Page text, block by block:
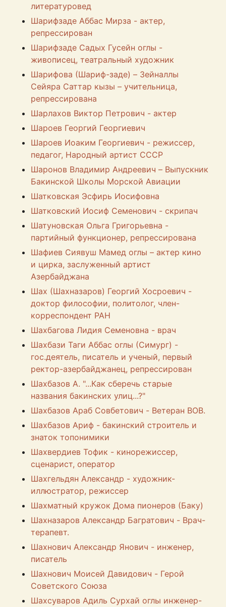
литературовед
Шарифзаде Аббас Мирза - актер,
репрессирован
Шарифзаде Садых Гусейн оглы -
живописец, театральный художник
Шарифова (Шариф-заде) – Зейналлы
Сейяра Саттар кызы – учительница,
репрессирована
Шарлахов Виктор Петрович - актер
Шароев Георгий Георгиевич
Шароев Иоаким Георгиевич - режиссер,
педагог, Народный артист СССР
Шаронов Владимир Андреевич – Выпускник
Бакинской Школы Морской Авиации
Шатковская Эсфирь Иосифовна
Шатковский Иосиф Семенович - скрипач
Шатуновская Ольга Григорьевна -
партийный функционер, репрессирована
Шафиев Сиявуш Мамед оглы – актер кино
и цирка, заслуженный артист
Азербайджана
Шах (Шахназаров) Георгий Хосроевич -
доктор философии, политолог, член-
корреспондент РАН
Шахбагова Лидия Семеновна - врач
Шахбази Таги Аббас оглы (Симург) -
гос.деятель, писатель и ученый, первый
ректор-азербайджанец, репрессирован
Шахбазов А. "...Как сберечь старые
названия бакинских улиц...?"
Шахбазов Араб Совбетович - Ветеран ВОВ.
Шахбазов Ариф - бакинский строитель и
знаток топонимики
Шахвердиев Тофик - кинорежиссер,
сценарист, оператор
Шахгельдян Александр - художник-
иллюстратор, режиссер
Шахматный кружок Дома пионеров (Баку)
Шахназаров Александр Багратович - Врач-
терапевт.
Шахнович Александр Янович - инженер,
писатель
Шахнович Моисей Давидович - Герой
Советского Союза
Шахсуваров Адиль Сурхай оглы инженер-